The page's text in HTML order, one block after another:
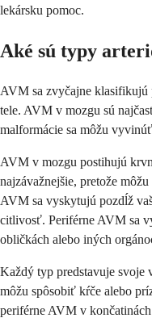
lekársku pomoc.
Aké sú typy
AVM sa zvyčajne klasifikujú
tele. AVM v mozgu sú
malformácie sa môžu
AVM v mozgu postihujú
najzávažnejšie, pretože
AVM sa vyskytujú pozdĺž
citlivosť. Periférne AVM sa
obličkách alebo iných
Každý typ predstavuje svoje
môžu spôsobiť kŕče alebo
periférne AVM v